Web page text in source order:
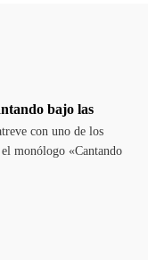
bajo las
con uno de los
monólogo «Cantando